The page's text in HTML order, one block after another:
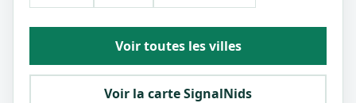
Voir toutes les villes
Voir la carte SignalNids